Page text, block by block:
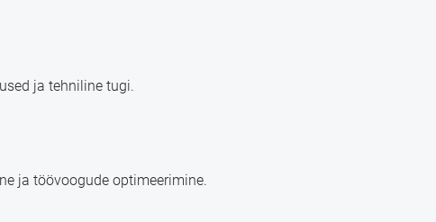
ja tehniline tugi.
ja töövoogude optimeerimine.